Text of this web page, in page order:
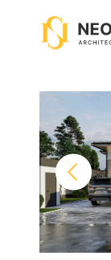
Главная →